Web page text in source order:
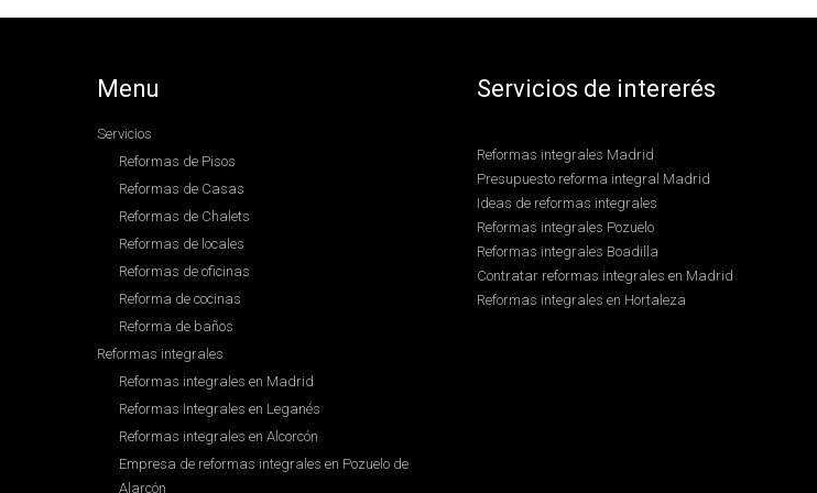
Menu
Servicios
Reformas de Pisos
Reformas de Casas
Reformas de Chalets
Reformas de locales
Reformas de oficinas
Reforma de cocinas
Reforma de baños
Reformas integrales
Reformas integrales en Madrid
Reformas Integrales en Leganés
Reformas integrales en Alcorcón
Empresa de reformas integrales en Pozuelo de
Alarcón
Servicios de intererés
Reformas integrales Madrid
Presupuesto reforma integral Madrid
Ideas de reformas integrales
Reformas integrales Pozuelo
Reformas integrales Boadilla
Contratar reformas integrales en Madrid
Reformas integrales en Hortaleza